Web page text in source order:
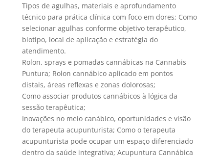
Tipos de agulhas, materiais e aprofundamento
técnico para prática clínica com foco em dores; Como
selecionar agulhas conforme objetivo terapêutico,
biotipo, local de aplicação e estratégia do
atendimento.
Rolon, sprays e pomadas cannábicas na Cannabis
Puntura; Rolon cannábico aplicado em pontos
distais, áreas reflexas e zonas dolorosas;
Como associar produtos cannábicos à lógica da
sessão terapêutica;
Inovações no meio canábico, oportunidades e visão
do terapeuta acupunturista; Como o terapeuta
acupunturista pode ocupar um espaço diferenciado
dentro da saúde integrativa; Acupuntura Cannábica